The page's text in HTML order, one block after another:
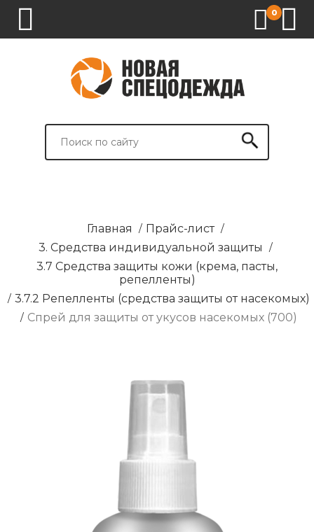
0
СПЕЦОДЕЖДА
СПЕЦОБУВЬ
СРЕДСТВА
ВСПОМОГАТЕЛЬНЫЕ
БРЕНДИРОВАНИЕ
Главная / Прайс-лист /
3. Средства индивидуальной защиты /
3.7 Средства защиты кожи (крема, пасты,
репелленты)
/ 3.7.2 Репелленты (средства защиты от насекомых)
/ Cпрей для защиты от укусов насекомых (700)